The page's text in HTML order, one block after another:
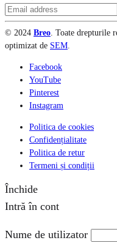
© 2024 Breo . Toate drepturile
optimizat de SEM
Facebook
YouTube
Pinterest
Instagram
Politica de cookies
Confidențialitate
Politica de retur
Termeni și condiții
Închide
Intră în cont
Nume de utilizator